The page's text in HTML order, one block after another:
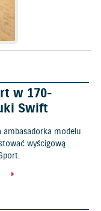
w 170-
Swift
ambasadorka modelu
wyścigową